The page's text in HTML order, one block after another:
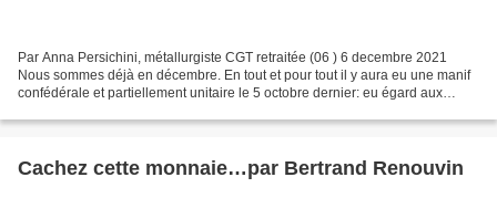
Par Anna Persichini, métallurgiste CGT retraitée (06 ) 6 decembre 2021
Nous sommes déjà en décembre. En tout et pour tout il y aura eu une manif
confédérale et partiellement unitaire le 5 octobre dernier: eu égard aux
Cachez cette monnaie…par Bertrand Renouvin